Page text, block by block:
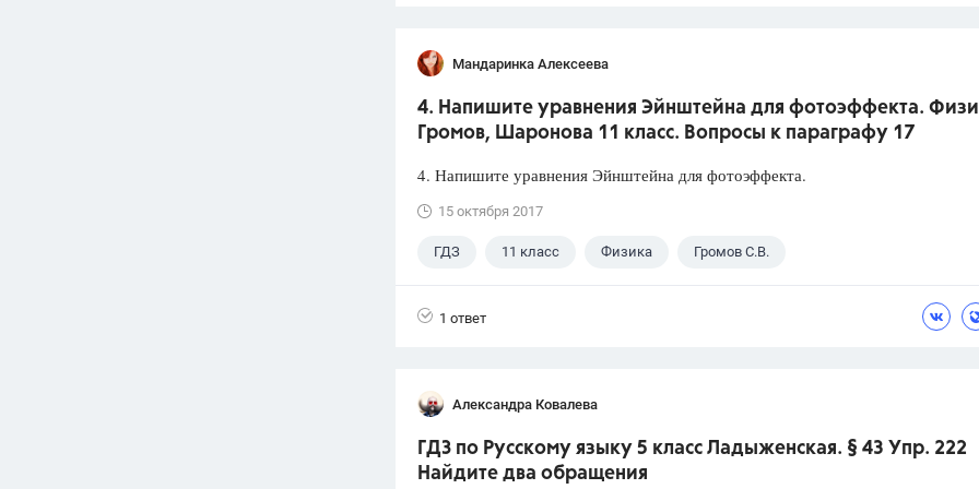
Мандаринка Алексеева
4. Напишите уравнения Эйнштейна для фотоэффекта.
Громов, Шаронова 11 класс. Вопросы к параграфу 17
4. Напишите уравнения Эйнштейна для фотоэффекта.
15 октября 2017
ГДЗ 11 класс Физика Громов С.В.
1 ответ
Александра Ковалева
ГДЗ по Русскому языку 5 класс Ладыженская. § 43 Упр. 222
Найдите два обращения